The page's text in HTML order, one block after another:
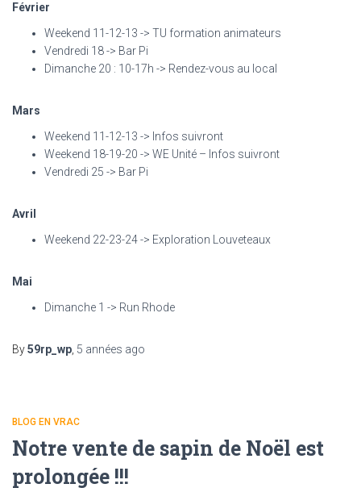
Février
Weekend 11-12-13 -> TU formation animateurs
Vendredi 18 -> Bar Pi
Dimanche 20 : 10-17h -> Rendez-vous au local
Mars
Weekend 11-12-13 -> Infos suivront
Weekend 18-19-20 -> WE Unité – Infos suivront
Vendredi 25 -> Bar Pi
Avril
Weekend 22-23-24 -> Exploration Louveteaux
Mai
Dimanche 1 -> Run Rhode
By59rp_wp 5 années ago
BLOG EN VRAC
Notre vente de sapin de Noël est
prolongée !!!